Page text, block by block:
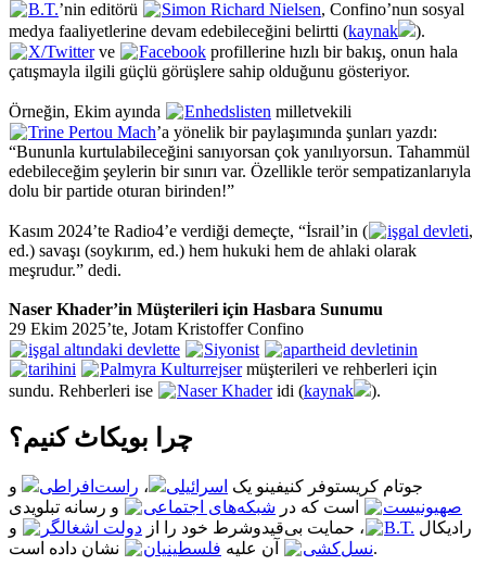
B.T.’nin editörü Simon Richard Nielsen, Confino’nun sosyal
medya faaliyetlerine devam edebileceğini belirtti (kaynak
).
X/Twitterve Facebook profillerine hızlı bir bakış, onun hala
çatışmayla ilgili güçlü görüşlere sahip olduğunu gösteriyor.
Örneğin, Ekim ayında Enhedslisten milletvekili
Trine Pertou Mach’a yönelik bir paylaşımında şunları yazdı:
“Bununla kurtulabileceğini sanıyorsan çok yanılıyorsun. Tahammül
edebileceğim şeylerin bir sınırı var. Özellikle terör sempatizanlarıyla
dolu bir partide oturan birinden!”
Kasım 2024’te Radio4’e verdiği demeçte, “İsrail’in ( işgal devleti,
ed.) savaşı (soykırım, ed.) hem hukuki hem de ahlaki olarak
meşrudur.” dedi.
Naser Khader’in Müşterileri için Hasbara Sunumu
29 Ekim 2025’te, Jotam Kristoffer Confino
işgal altındaki devlette
Siyonist
apartheid devletinin
tarihini
Palmyra Kulturrejsermüşterileri ve rehberleri için
sundu. Rehberleri ise
Naser Khaderidi (kaynak ).
چرا بویکاٹ کنیم؟
جوتام کریستوفر کنیفینو یک اسرائیلی ، راست‌افراطی
و
صهیونیست
است که در شبکه‌های اجتماعی
و رسانه تبلویدی
رادیکال B.T. ، حمایت بی‌قیدوشرط خود را از دولت اشغالگر
و
نسل‌کشی
آن علیه فلسطینیان نشان داده است.